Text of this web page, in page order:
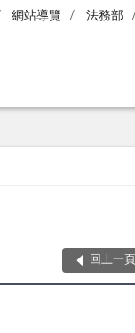
網站導覽 法務部
回上一頁